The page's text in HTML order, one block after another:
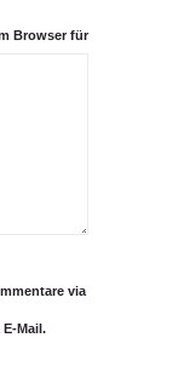
Browser für
via
Mail.